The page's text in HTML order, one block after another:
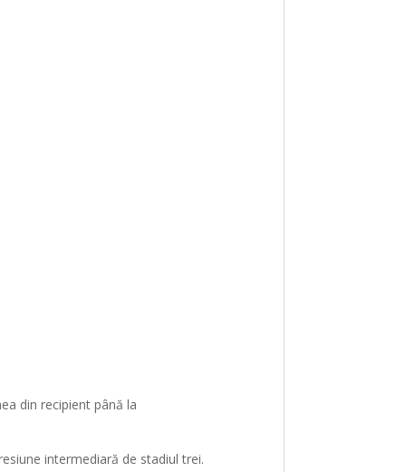
din recipientpână la
intermediară de stadiul trei.